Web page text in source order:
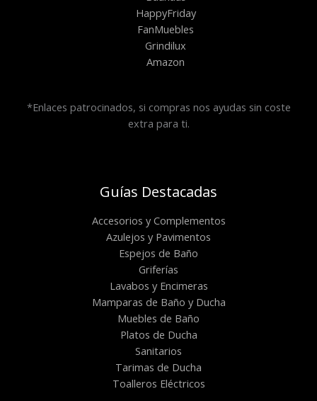
HappyFriday
FanMuebles
Grindilux
Amazon
*Enlaces patrocinados, si compras nos ayudas sin coste
extra para ti.
Guías Destacadas
Accesorios y Complementos
Azulejos y Pavimentos
Espejos de Baño
Griferías
Lavabos y Encimeras
Mamparas de Baño y Ducha
Muebles de Baño
Platos de Ducha
Sanitarios
Tarimas de Ducha
Toalleros Eléctricos